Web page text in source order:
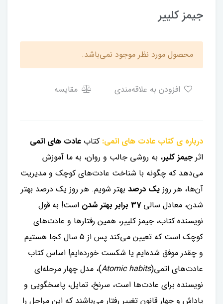
جیمز کلییر
محصول مورد نظر موجود نمی‌باشد.
مقایسه
درباره ی کتاب عادت های اتمی: کتاب عادت های اتمی
اثر جیمز کلیر، به روشی جالب و روان، به ما آموزش
می‌دهد که چگونه با شناخت عادت‌های کوچک و مدیریت
آن‌ها، هر روز یک درصد بهتر شویم. هر روز یک درصد بهتر
شدن، معادل سالی37 برابر بهتر شدن
است! به قول
نویسنده کتاب، جیمز کلییر، همین رفتارها و عادت‌های
کوچک است که تعیین می‌کند پس از 5 سال کجا هستیم
و چقدر موفق شده‌ایم یا شکست خورده‌ایم! اساس کتاب
عادت‌های اتمی(
Atomichabits
)، مدل چهار مرحله‌ای
نویسنده برای عادت‌ها است، سرنخ، تمایل، پاسخگویی و
پاداش و چهار قانون تغییر رفتار می‌باشند که این مراحل را